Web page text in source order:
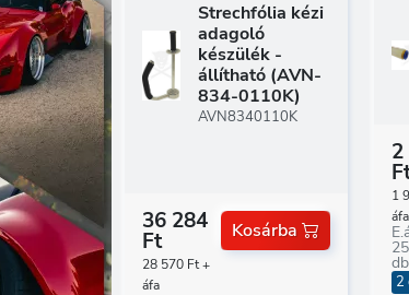
Strechfólia kézi
adagoló
készülék -
állítható (AVN-
834-0110K)
AVN8340110K
36 284
Ft
28 570 Ft +
áfa
Kosárba
1
áfa
db
2